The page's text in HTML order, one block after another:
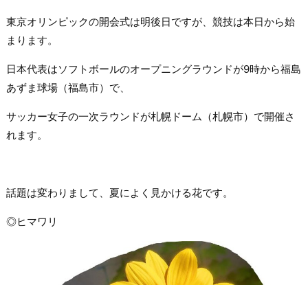
東京オリンピックの開会式は明後日ですが、競技は本日から始
まります。
日本代表はソフトボールのオープニングラウンドが9時から福島
あずま球場（福島市）で、
サッカー女子の一次ラウンドが札幌ドーム（札幌市）で開催さ
れます。
話題は変わりまして、夏によく見かける花です。
◎ヒマワリ